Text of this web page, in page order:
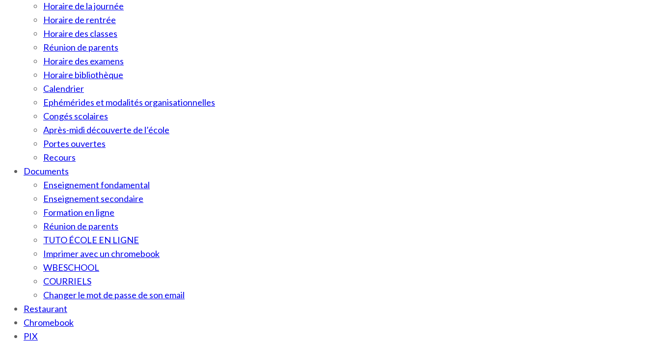
Horaire de la journée
Horaire de rentrée
Horaire des classes
Réunion de parents
Horaire des examens
Horaire bibliothèque
Calendrier
Ephémérides et modalités organisationnelles
Congés scolaires
Après-midi découverte de l’école
Portes ouvertes
Recours
Documents
Enseignement fondamental
Enseignement secondaire
Formation en ligne
Réunion de parents
TUTO ÉCOLE EN LIGNE
Imprimer avec un chromebook
WBESCHOOL
COURRIELS
Changer le mot de passe de son email
Restaurant
Chromebook
PIX